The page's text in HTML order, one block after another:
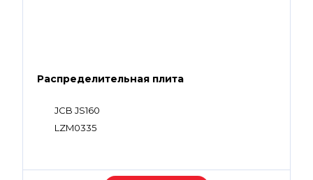
Распределительная плита
JCB JS160
LZM0335